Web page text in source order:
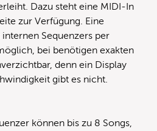
Dazu steht eine MIDI-In
zur Verfügung. Eine
Sequenzers per
bei benötigen exakten
denn ein Display
gibt es nicht.
können bis zu 8 Songs,